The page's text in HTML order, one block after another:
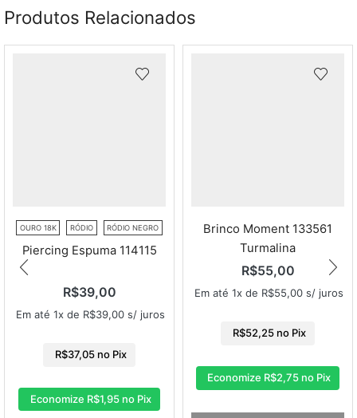
Produtos Relacionados
OURO 18K RÓDIO RÓDIO NEGRO
Piercing Espuma 114115
R$39,00
Em até 1x de R$39,00 s/ juros
R$37,05 no Pix
Economize R$1,95no Pix
Brinco Moment 133561
Turmalina
R$55,00
Em até 1x de R$55,00 s/ juros
R$52,25 no Pix
Economize R$2,75 no Pix